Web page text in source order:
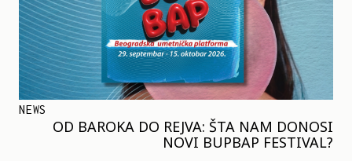
NEWS
OD BAROKA DO REJVA: ŠTA NAM DONOSI
NOVI BUPBAP FESTIVAL?